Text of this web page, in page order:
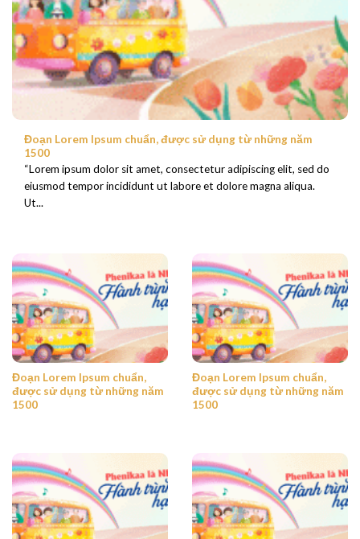
Đoạn Lorem Ipsum chuẩn, được sử dụng từ những năm
1500
“Lorem ipsum dolor sit amet, consectetur adipiscing elit, sed do
eiusmod tempor incididunt ut labore et dolore magna aliqua.
Ut...
Đoạn Lorem Ipsum chuẩn,
được sử dụng từ những năm
1500
Đoạn Lorem Ipsum chuẩn,
được sử dụng từ những năm
1500